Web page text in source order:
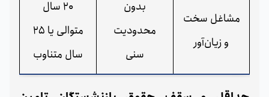
مشاغل سخت
و زیان‌آور
بدون
محدودیت
سنی
20 سال
متوالی یا 25
سال متناوب